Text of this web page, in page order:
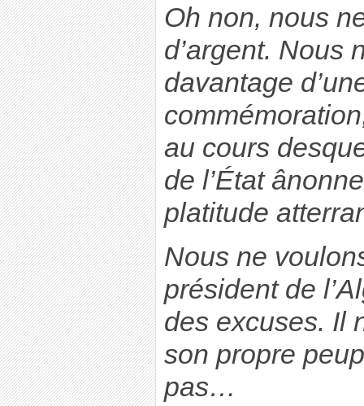
Oh non, nous
d’argent. Nous
davantage
au cours
de l’État
platitude
Nous ne
président de
des excuses. Il
son propre
pas…